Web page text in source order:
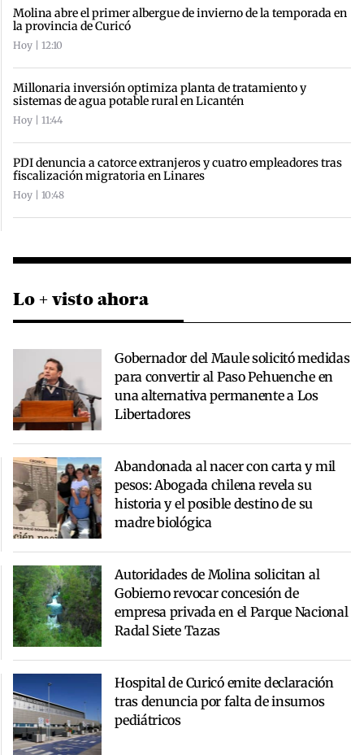
Molina abre el primer albergue de invierno de la temporada en
la provincia de Curicó
Hoy | 12:10
Millonaria inversión optimiza planta de tratamiento y
sistemas de agua potable rural en Licantén
Hoy | 11:44
PDI denuncia a catorce extranjeros y cuatro empleadores tras
fiscalización migratoria en Linares
Hoy | 10:48
Lo + visto ahora
Gobernador del Maule solicitó medidas
para convertir al Paso Pehuenche en
una alternativa permanente a Los
Libertadores
Abandonada al nacer con carta y mil
pesos: Abogada chilena revela su
historia y el posible destino de su
madre biológica
Autoridades de Molina solicitan al
Gobierno revocar concesión de
empresa privada en el Parque Nacional
Radal Siete Tazas
Hospital de Curicó emite declaración
tras denuncia por falta de insumos
pediátricos